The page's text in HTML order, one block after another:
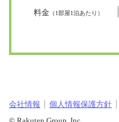
料金 （1部屋1泊あたり）
会社情報 個人情報保護方針